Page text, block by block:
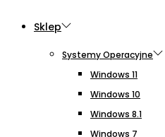
Sklep
Systemy Operacyjne
Windows 11
Windows 10
Windows 8.1
Windows 7